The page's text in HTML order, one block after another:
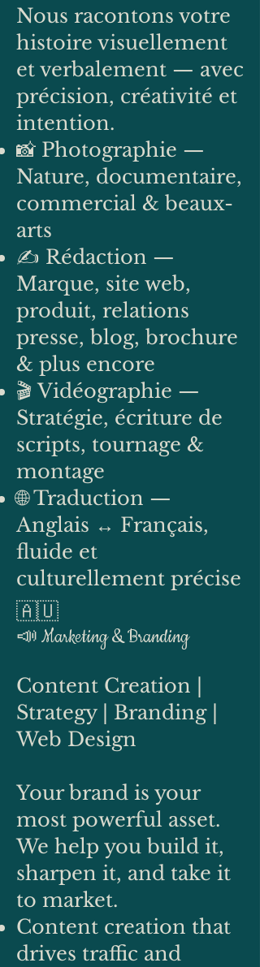
Nous racontons votre
histoire visuellement
et verbalement — avec
précision, créativité et
intention.
📸 Photographie —
Nature, documentaire,
commercial & beaux-
arts
✍️ Rédaction —
Marque, site web,
produit, relations
presse, blog, brochure
& plus encore
🎬 Vidéographie —
Stratégie, écriture de
scripts, tournage &
montage
🌐 Traduction —
Anglais ↔ Français,
fluide et
culturellement précise
🇦🇺
📣 Marketing & Branding
Content Creation |
Strategy | Branding |
Web Design
Your brand is your
most powerful asset.
We help you build it,
sharpen it, and take it
to market.
Content creation that
drives traffic and